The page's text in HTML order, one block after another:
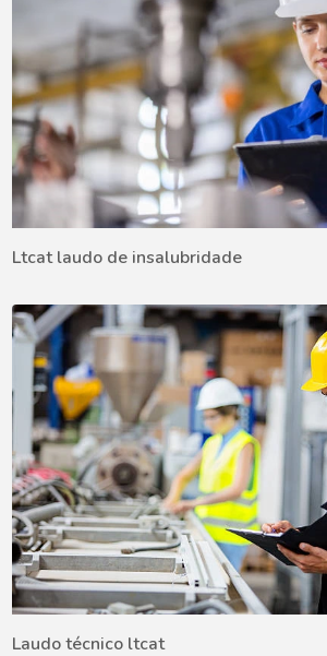
Ltcat laudo de insalubridade
Laudo técnico ltcat